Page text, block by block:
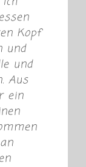
Kopf
und
und
Aus
ein